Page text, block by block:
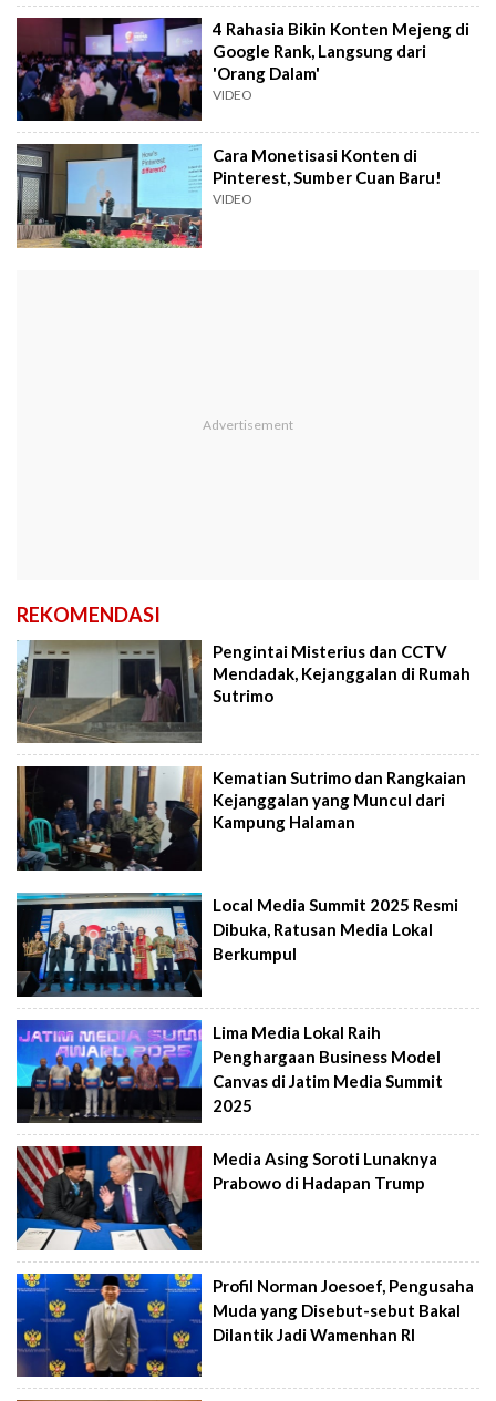
4 Rahasia Bikin Konten Mejeng di
Google Rank, Langsung dari
'Orang Dalam'
VIDEO
Cara Monetisasi Konten di
Pinterest, Sumber Cuan Baru!
VIDEO
REKOMENDASI
Pengintai Misterius dan CCTV
Mendadak, Kejanggalan di Rumah
Sutrimo
Kematian Sutrimo dan Rangkaian
Kejanggalan yang Muncul dari
Kampung Halaman
Local Media Summit 2025 Resmi
Dibuka, Ratusan Media Lokal
Berkumpul
Lima Media Lokal Raih
Penghargaan Business Model
Canvas di Jatim Media Summit
2025
Media Asing Soroti Lunaknya
Prabowo di Hadapan Trump
Profil Norman Joesoef, Pengusaha
Muda yang Disebut-sebut Bakal
Dilantik Jadi Wamenhan RI